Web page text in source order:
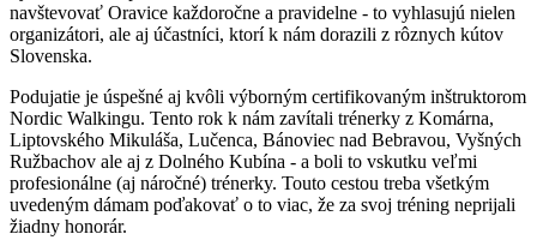
navštevovať Oravice každoročne a pravidelne - to vyhlasujú nielen
organizátori, ale aj účastníci, ktorí k nám dorazili z rôznych kútov
Slovenska.
Podujatie je úspešné aj kvôli výborným certifikovaným inštruktorom
Nordic Walkingu. Tento rok k nám zavítali trénerky z Komárna,
Liptovského Mikuláša, Lučenca, Bánoviec nad Bebravou, Vyšných
Ružbachov ale aj z Dolného Kubína - a boli to vskutku veľmi
profesionálne (aj náročné) trénerky. Touto cestou treba všetkým
uvedeným dámam poďakovať o to viac, že za svoj tréning neprijali
žiadny honorár.